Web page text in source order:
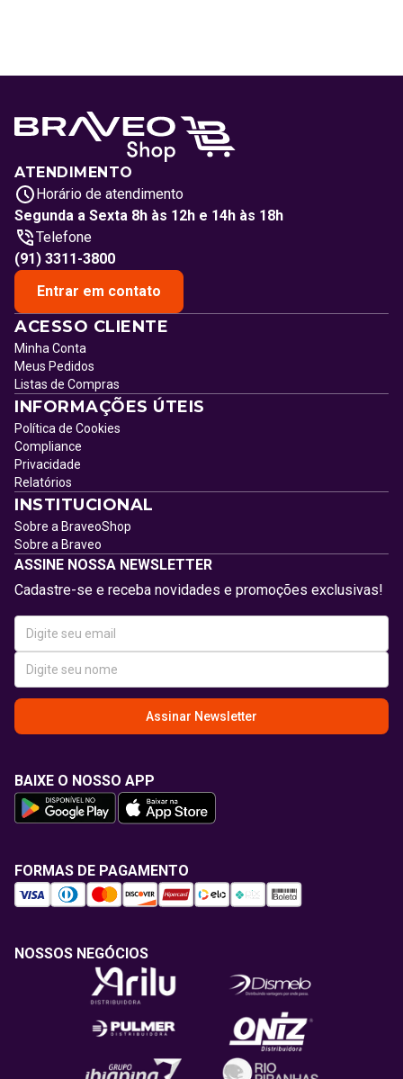
ATENDIMENTO
Horário de atendimento
Segunda a Sexta 8h às 12h e 14h às 18h
Telefone
(91) 3311-3800
Entrar em contato
ACESSO CLIENTE
Minha Conta
Meus Pedidos
Listas de Compras
INFORMAÇÕES ÚTEIS
Política de Cookies
Compliance
Privacidade
Relatórios
INSTITUCIONAL
Sobre a BraveoShop
Sobre a Braveo
ASSINE NOSSA NEWSLETTER
Cadastre-se e receba novidades e promoções exclusivas!
Assinar Newsletter
BAIXE O NOSSO APP
FORMAS DE PAGAMENTO
NOSSOS NEGÓCIOS